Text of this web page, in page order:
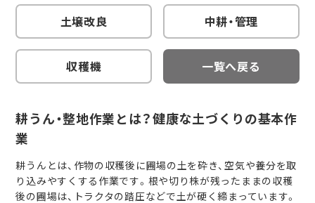
土壌改良 中耕・管理
収穫機 一覧へ戻る
耕うん・整地作業とは？健康な土づくりの基本作
業
耕うんとは、作物の収穫後に圃場の土を砕き、空気や養分を取
り込みやすくする作業です。根や切り株が残ったままの収穫
後の圃場は、トラクタの踏圧などで土が硬く締まっています。